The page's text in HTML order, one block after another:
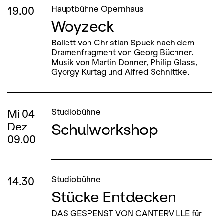
19.00 Hauptbühne Opernhaus
Woyzeck
Ballett von Christian Spuck nach dem
Dramenfragment von Georg Büchner.
Musik von Martin Donner, Philip Glass,
Gyorgy Kurtag und Alfred Schnittke.
Mi 04
Dez
09.00
Studiobühne
Schulworkshop
14.30 Studiobühne
Stücke Entdecken
DAS GESPENST VON CANTERVILLE für